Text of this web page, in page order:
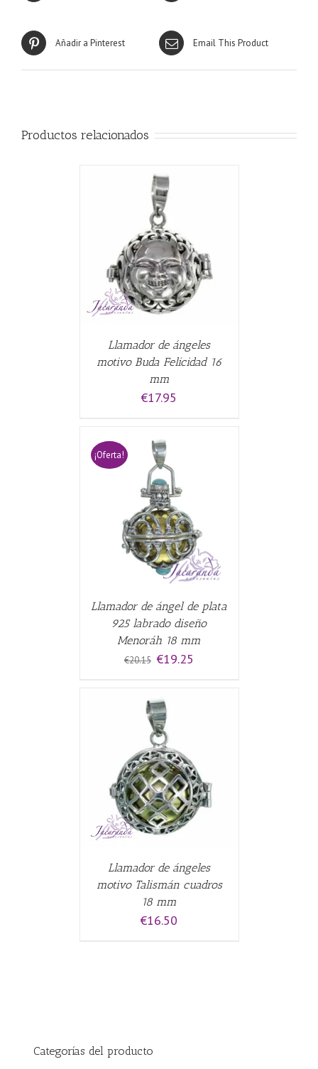
Añadir a Pinterest Email This Product
Productos relacionados
Llamador de ángeles
motivo Buda Felicidad 16
mm
€17.95
¡Oferta!
Llamador de ángel de plata
925 labrado diseño
Menoráh 18 mm
€20.15 El
€20.15.
€19.25
Llamador de ángeles
motivo Talismán cuadros
18 mm
€16.50
Categorías del producto